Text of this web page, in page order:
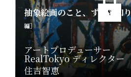
抽象絵画のこと、ずっと知
編］
アートプロデューサー
RealTokyo ディレクター
住吉智恵